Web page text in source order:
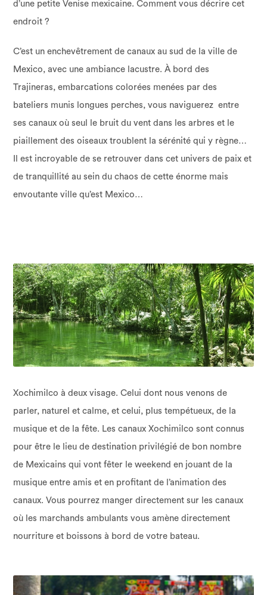
d’une petite Venise mexicaine. Comment vous décrire cet
endroit ?
C’est un enchevêtrement de canaux au sud de la ville de
Mexico, avec une ambiance lacustre. À bord des
Trajineras, embarcations colorées menées par des
bateliers munis longues perches, vous naviguerez entre
ses canaux où seul le bruit du vent dans les arbres et le
piaillement des oiseaux troublent la sérénité qui y règne…
Il est incroyable de se retrouver dans cet univers de paix et
de tranquillité au sein du chaos de cette énorme mais
envoutante ville qu’est Mexico…
Xochimilco à deux visage. Celui dont nous venons de
parler, naturel et calme, et celui, plus tempétueux, de la
musique et de la fête. Les canaux Xochimilco sont connus
pour être le lieu de destination privilégié de bon nombre
de Mexicains qui vont fêter le weekend en jouant de la
musique entre amis et en profitant de l’animation des
canaux. Vous pourrez manger directement sur les canaux
où les marchands ambulants vous amène directement
nourriture et boissons à bord de votre bateau.